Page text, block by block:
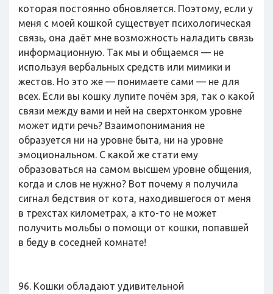
которая постоянно обновляется. Поэтому, если у
меня с моей кошкой существует психологическая
связь, она даёт мне возможность наладить связь
информационную. Так мы и общаемся — не
используя вербальных средств или мимики и
жестов. Но это же — понимаете сами — не для
всех. Если вы кошку лупите почём зря, так о какой
связи между вами и ней на сверхтонком уровне
может идти речь? Взаимопонимания не
образуется ни на уровне быта, ни на уровне
эмоциональном. С какой же стати ему
образоваться на самом высшем уровне общения,
когда и слов не нужно? Вот почему я получила
сигнал бедствия от кота, находившегося от меня
в трехстах километрах, а кто-то не может
получить мольбы о помощи от кошки, попавшей
в беду в соседней комнате!
96. Кошки обладают удивительной